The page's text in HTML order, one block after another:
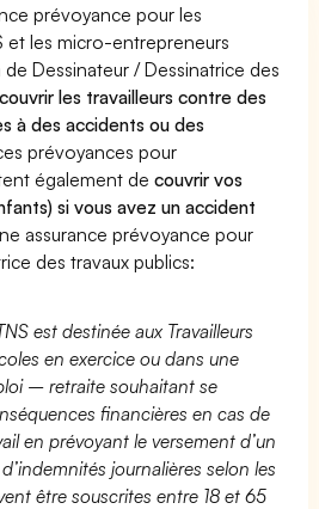
prévoyance pour les
et les micro-entrepreneurs
Dessinateur / Dessinatrice des
couvrir les travailleurs contre des
à des accidents ou des
prévoyances pour
également decouvrir vos
si vous avez un accident
assurance prévoyance pour
des travaux publics:
est destinée aux Travailleurs
en exercice ou dans une
– retraite souhaitant se
financières en cas de
en prévoyant le versement d’un
journalières selon les
être souscrites entre 18 et 65